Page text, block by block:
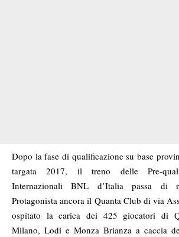
Dopo la fase di qualificazione su base
targata 2017, il treno delle Pre-
Internazionali BNL d’Italia passa di
Protagonista ancora il Quanta Club di via
ospitato la carica dei 425 giocatori di
Milano, Lodi e Monza Brianza a caccia